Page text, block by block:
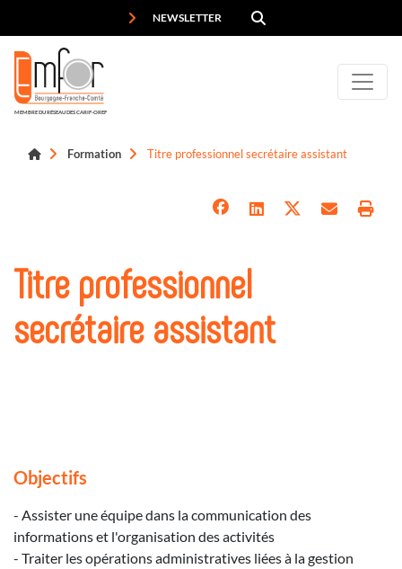
NEWSLETTER
MEMBRE DU RÉSEAU DES CARIF-OREF
Formation Titre professionnel secrétaire assistant
Titre professionnel
secrétaire assistant
Objectifs
- Assister une équipe dans la communication des
informations et l'organisation des activités
- Traiter les opérations administratives liées à la gestion
Panneau de gestion des cookies